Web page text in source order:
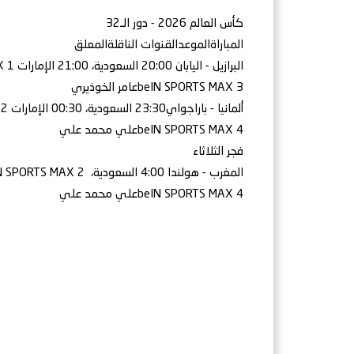
كأس العالم 2026 - دور الـ32
المباراةالموعدالقنوات الناقلةالمعلق
البرازيل - اليابان 20:00 السعودية، 21:00 الإمارات beIN SPORTS MAX 1حفيظ دراجي
beIN SPORTS MAX 3عامر الخوذيري
ألمانيا - باراجواي23:30 السعودية، 00:30 الإمارات beIN SPORTS MAX 2خليل البلوشي
beIN SPORTS MAX 4علي محمد علي
فجر الثلاثاء
المغرب - هولندا 4:00 السعودية، beIN SPORTS MAX 2خليل البلوشي
beIN SPORTS MAX 4علي محمد علي